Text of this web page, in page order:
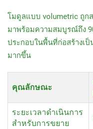
โมดูลแบบ volumetric ถูก
มาพร้อมความสมบูรณ์ถึง
ประกอบในพื้นที่ก่อสร้างเป็
มากขึ้น
คุณลักษณะ
ระยะเวลาดำเนินการ
สำหรับการขยาย